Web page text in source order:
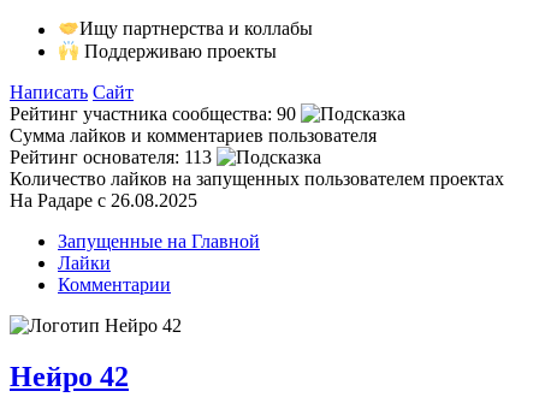
Ищу партнерства и коллабы
Поддерживаю проекты
Написать Сайт
Рейтинг участника сообщества: 90
Сумма лайков и комментариев пользователя
Рейтинг основателя: 113
Количество лайков на запущенных пользователем проектах
На Радаре с 26.08.2025
Запущенные на Главной
Лайки
Комментарии
Нейро 42